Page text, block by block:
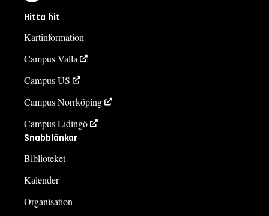
Hitta hit
Kartinformation
Campus Valla
Campus US
Campus Norrköping
Campus Lidingö
Snabblänkar
Biblioteket
Kalender
Organisation